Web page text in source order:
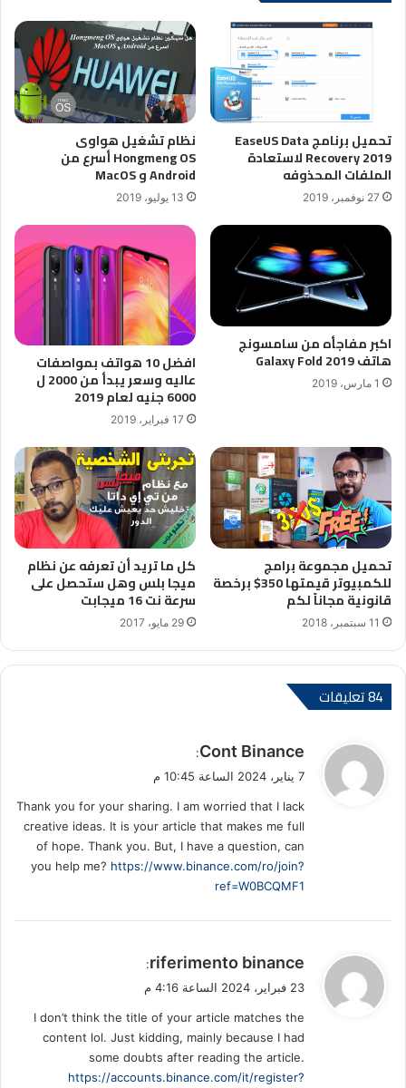
تحميل برنامج EaseUS Data
Recovery 2019 لاستعادة
الملفات المحذوفه
27 نوفمبر، 2019
نظام تشغيل هواوى
Hongmeng OS أسرع من
Android و MacOS
13 يوليو، 2019
اكبر مفاجأه من سامسونج
هاتف Galaxy Fold 2019
1 مارس، 2019
افضل 10 هواتف بمواصفات
عاليه وسعر يبدأ من 2000 ل
6000 جنيه لعام 2019
17 فبراير، 2019
تحميل مجموعة برامج
للكمبيوتر قيمتها 350$ برخصة
قانونية مجاناً لكم
11 سبتمبر، 2018
كل ما تريد أن تعرفه عن نظام
ميجا بلس وهل ستحصل على
سرعة نت 16 ميجابت
29 مايو، 2017
‫84 تعليقات
ي
ق
ل
Cont Binance
:
7 يناير، 2024 الساعة 10:45 م
Thank you for your sharing. I am worried that I lack
creative ideas. It is your article that makes me full
of hope. Thank you. But, I have a question, can
you help me? https://www.binance.com/ro/join?
ref=W0BCQMF1
ي
ق
ل
riferimento binance
:
23 فبراير، 2024 الساعة 4:16 م
I don’t think the title of your article matches the
content lol. Just kidding, mainly because I had
some doubts after reading the article.
https://accounts.binance.com/it/register?